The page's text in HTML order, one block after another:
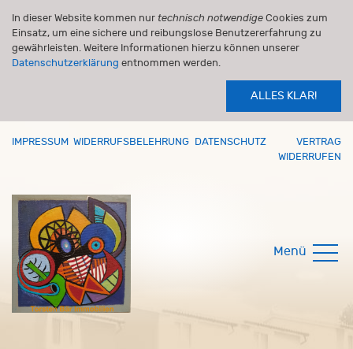
In dieser Website kommen nur technisch notwendige Cookies zum
Einsatz, um eine sichere und reibungslose Benutzererfahrung zu
gewährleisten. Weitere Informationen hierzu können unserer
Datenschutzerklärung entnommen werden.
ALLES KLAR!
IMPRESSUM WIDERRUFSBELEHRUNG DATENSCHUTZ
VERTRAG
WIDERRUFEN
Menü